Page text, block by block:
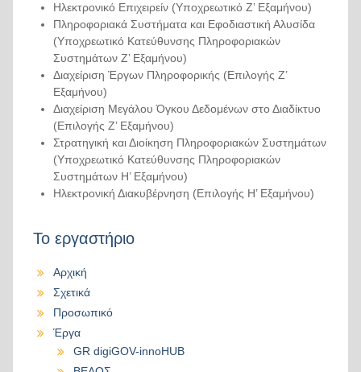
Ηλεκτρονικό Επιχειρείν (Υποχρεωτικό Ζ’ Εξαμήνου)
Πληροφοριακά Συστήματα και Εφοδιαστική Αλυσίδα
(Υποχρεωτικό Κατεύθυνσης Πληροφοριακών
Συστημάτων Ζ’ Εξαμήνου)
Διαχείριση Έργων Πληροφορικής (Επιλογής Ζ’
Εξαμήνου)
Διαχείριση Μεγάλου Όγκου Δεδομένων στο Διαδίκτυο
(Επιλογής Ζ’ Εξαμήνου)
Στρατηγική και Διοίκηση Πληροφοριακών Συστημάτων
(Υποχρεωτικό Κατεύθυνσης Πληροφοριακών
Συστημάτων Η’ Εξαμήνου)
Ηλεκτρονική Διακυβέρνηση (Επιλογής Η’ Εξαμήνου)
Το εργαστήριο
Αρχική
Σχετικά
Προσωπικό
Έργα
GR digiGOV-innoHUB